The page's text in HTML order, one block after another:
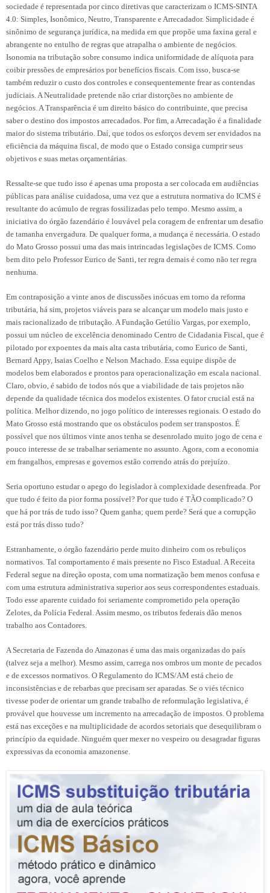
sociedade é representada por cinco diretivas que caracterizam o ICMS-SINTA
4.0: Simples, Isonômico, Neutro, Transparente e Arrecadador. Simplicidade é
sinônimo de segurança jurídica, na medida em que propõe uma faxina geral e
abrangente no entulho de regras que atrapalha o ambiente de negócios.
Isonomia na tributação sobre consumo indica uniformidade de alíquota para
coibir pressões de empresários por benefícios fiscais. Com isso, busca-se
também reduzir o custo dos controles e consequentemente frear as contendas
judiciais. A Neutralidade pretende não criar distorções no ambiente de
negócios. A Transparência é um direito básico do contribuinte, que precisa
saber o destino dos impostos arrecadados. Por fim, a Arrecadação é a finalidade
maior do sistema tributário. Daí, que todos os esforços devem ser envidados na
eficiência da máquina fiscal, de modo que o Estado consiga cumprir seus
objetivos e suas metas orçamentárias.
Ressalte-se que tudo isso é apenas uma proposta a ser colocada em audiências
públicas para análise cuidadosa, uma vez que a estrutura normativa do ICMS é
resultante do acúmulo de regras fossilizadas pelo tempo. Mesmo assim, a
iniciativa do órgão fazendário é louvável pela coragem de enfrentar um desafio
de tamanha envergadura. De qualquer forma, a mudança é necessária. O estado
do Mato Grosso possui uma das mais intrincadas legislações de ICMS. Como
bem dito pelo Professor Eurico de Santi, ter regra demais é como não ter regra
nenhuma.
Em contraposição a vinte anos de discussões inócuas em torno da reforma
tributária, há sim, projetos viáveis para se alcançar um modelo mais justo e
mais racionalizado de tributação. A Fundação Getúlio Vargas, por exemplo,
possui um núcleo de excelência denominado Centro de Cidadania Fiscal, que é
pilotado por expoentes da mais alta casta tributária, como Eurico de Santi,
Bernard Appy, Isaias Coelho e Nelson Machado. Essa equipe dispõe de
modelos bem elaborados e prontos para operacionalização em escala nacional.
Claro, obvio, é sabido de todos nós que a viabilidade de tais projetos não
depende da qualidade técnica dos modelos existentes. O fator crucial está na
política. Melhor dizendo, no jogo político de interesses regionais. O estado do
Mato Grosso está mostrando que os obstáculos podem ser transpostos. É
possível que nos últimos vinte anos tenha se desenrolado muito jogo de cena e
pouco interesse de se trabalhar seriamente no assunto. Agora, com a economia
em frangalhos, empresas e governos estão correndo atrás do prejuízo.
Seria oportuno estudar o apego do legislador à complexidade desenfreada. Por
que tudo é feito da pior forma possível? Por que tudo é TÃO complicado? O
que há por trás de tudo isso? Quem ganha; quem perde? Será que a corrupção
está por trás disso tudo?
Estranhamente, o órgão fazendário perde muito dinheiro com os rebuliços
normativos. Tal comportamento é mais presente no Fisco Estadual. A Receita
Federal segue na direção oposta, com uma normatização bem menos confusa e
com uma estrutura administrativa superior aos seus correspondentes estaduais.
Todo esse aparente cuidado foi seriamente comprometido pela operação
Zelotes, da Polícia Federal. Assim mesmo, os tributos federais dão menos
trabalho aos Contadores.
A Secretaria de Fazenda do Amazonas é uma das mais organizadas do país
(talvez seja a melhor). Mesmo assim, carrega nos ombros um monte de pecados
e de excessos normativos. O Regulamento do ICMS/AM está cheio de
inconsistências e de rebarbas que precisam ser aparadas. Se o viés técnico
tivesse poder de orientar um grande trabalho de reformulação legislativa, é
provável que houvesse um incremento na arrecadação de impostos. O problema
está nas exceções e na multiplicidade de acordos setoriais que desequilibram o
princípio da equidade. Ninguém quer mexer no vespeiro ou desagradar figuras
expressivas da economia amazonense.